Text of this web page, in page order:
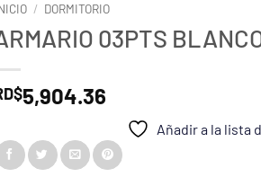
/ DORMITORIO
03PTS
5,904.36
Añadir a la lista